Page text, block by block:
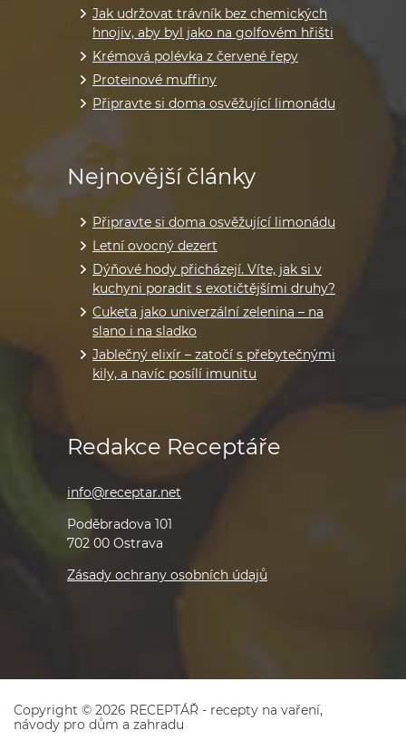
Jak udržovat trávník bez chemických
hnojiv, aby byl jako na golfovém hřišti
Krémová polévka z červené řepy
Proteinové muffiny
Připravte si doma osvěžující limonádu
Nejnovější články
Připravte si doma osvěžující limonádu
Letní ovocný dezert
Dýňové hody přicházejí. Víte, jak si v
kuchyni poradit s exotičtějšími druhy?
Cuketa jako univerzální zelenina – na
slano i na sladko
Jablečný elixír – zatočí s přebytečnými
kily, a navíc posílí imunitu
Redakce Receptáře
info@receptar.net
Poděbradova 101
702 00 Ostrava
Zásady ochrany osobních údajů
Copyright © 2026 RECEPTÁŘ - recepty na vaření,
návody pro dům a zahradu